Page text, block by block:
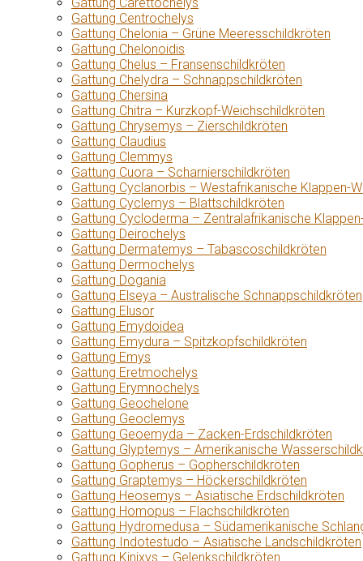
Gattung Centrochelys
Gattung Chelonia – Grüne Meeresschildkröten
Gattung Chelonoidis
Gattung Chelus – Fransenschildkröten
Gattung Chelydra – Schnappschildkröten
Gattung Chersina
Gattung Chitra – Kurzkopf-Weichschildkröten
Gattung Chrysemys – Zierschildkröten
Gattung Claudius
Gattung Clemmys
Gattung Cuora – Scharnierschildkröten
Gattung Cyclanorbis – Westafrikanische Klappen-
Gattung Cyclemys – Blattschildkröten
Gattung Cycloderma – Zentralafrikanische
Gattung Deirochelys
Gattung Dermatemys – Tabascoschildkröten
Gattung Dermochelys
Gattung Dogania
Gattung Elseya – Australische Schnappschildkröten
Gattung Elusor
Gattung Emydoidea
Gattung Emydura – Spitzkopfschildkröten
Gattung Emys
Gattung Eretmochelys
Gattung Erymnochelys
Gattung Geochelone
Gattung Geoclemys
Gattung Geoemyda – Zacken-Erdschildkröten
Gattung Glyptemys – Amerikanische
Gattung Gopherus – Gopherschildkröten
Gattung Graptemys – Höckerschildkröten
Gattung Heosemys – Asiatische Erdschildkröten
Gattung Homopus – Flachschildkröten
Gattung Hydromedusa – Südamerikanische
Gattung Indotestudo – Asiatische Landschildkröten
Gattung Kinixys – Gelenkschildkröten